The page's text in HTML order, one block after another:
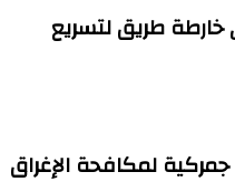
خارطة طريق لتسريع
لمكافحة الإغراق